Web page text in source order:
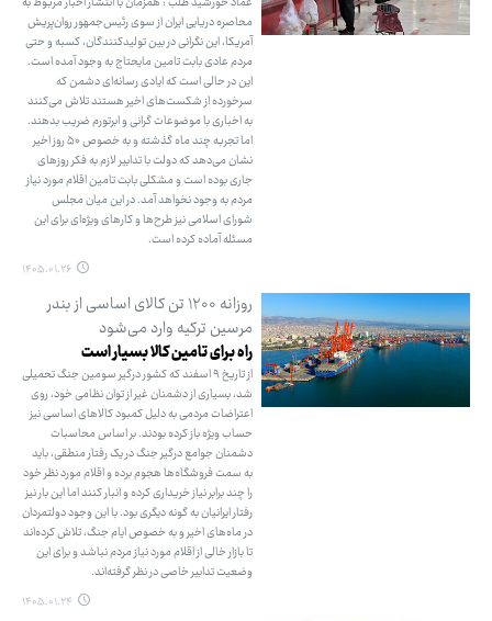
محاصره دریایی ایران از سوی رئیس‌جمهور روان‌پریش
آمریکا، این نگرانی در بین تولیدکنندگان، کسبه و حتی
مردم عادی بابت تامین مایحتاج به وجود آمده است.
این در حالی است که ایادی رسانه‌ای دشمن که
سرخورده از شکست‌های اخیر هستند تلاش می‌کنند
به اخباری با موضوعات گرانی و ابرتورم ضریب بدهند.
اما تجربه چند ماه گذشته و به خصوص ۵۰ روز اخیر
نشان می‌دهد که دولت با تدابیر لازم به فکر روزهای
جاری بوده است و مشکلی بابت تامین اقلام مورد نیاز
مردم به وجود نخواهد آمد. در این میان مجلس
شورای اسلامی نیز طرح‌ها و کارهای ویژه‌ای برای این
مسئله آماده کرده است.
۱۴۰۵.۰۱.۲۶
روزانه ۱۲۰۰ تن کالای اساسی از بندر
مرسین ترکیه وارد می‌شود
راه برای تامین کالا بسیار است
از تاریخ ۹ اسفند که کشور درگیر سومین جنگ تحمیلی
شد، بسیاری از دشمنان غیر از توان نظامی خود، روی
اعتراضات مردمی به دلیل کمبود کالاهای اساسی نیز
حساب ویژه باز کرده بودند. بر اساس محاسبات
دشمنان جوامع درگیر جنگ در یک رفتار منطقی، باید
به سمت فروشگاه‌ها هجوم برده و اقلام مورد نظر خود
را چند برابر نیاز خریداری کرده و انبار کنند اما این بار نیز
رفتار ایرانیان به گونه دیگری بود. با این وجود دولتمردان
در ماه‌های اخیر و به خصوص ایام جنگ، تلاش کرده‌اند
تا بازار خالی از اقلام مورد نیاز مردم نباشد و برای این
وضعیت تدابیر خاصی در نظر گرفته‌اند.
۱۴۰۵.۰۱.۲۴